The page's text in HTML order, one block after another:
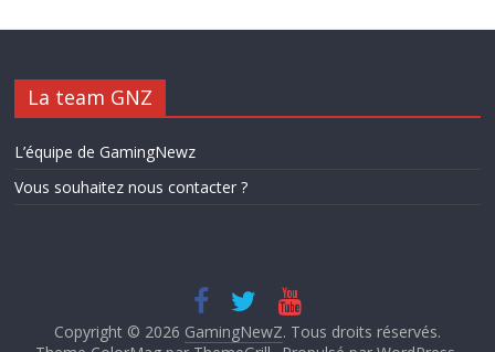
La team GNZ
L’équipe de GamingNewz
Vous souhaitez nous contacter ?
Copyright © 2026 GamingNewZ. Tous droits réservés.